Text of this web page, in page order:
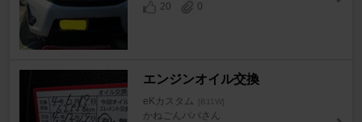
20
0
エンジンオイル交換
eKカスタム [B11W]
かねごんパパさん